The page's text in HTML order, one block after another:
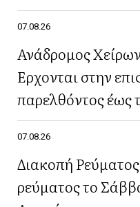
07.08.26
Ανάδρομος
Έρχονται στην
παρελθόντος έως
07.08.26
Διακοπή
ρεύματος το